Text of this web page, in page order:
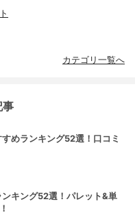
カテゴリ一覧へ
事
めランキング52選！口コミ
キング52選！パレット&単